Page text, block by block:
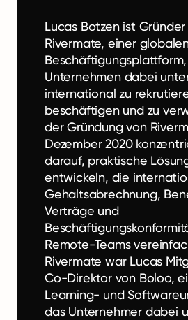
Lucas Botzen ist
Rivermate, einer
Unternehmen dabei
international zu
beschäftigen und zu
der Gründung von
Dezember 2020
darauf, praktische
entwickeln, die
Gehaltsabrechnung,
Verträge und
Remote-Teams
Rivermate war Lucas
Co-Direktor von Boloo,
Learning- und
das Unternehmer dabei